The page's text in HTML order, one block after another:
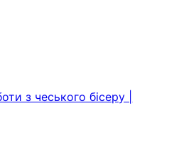
з чеського бісеру |